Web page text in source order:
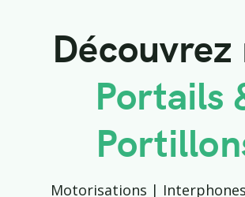
Découvrez
Portails
Motorisations |